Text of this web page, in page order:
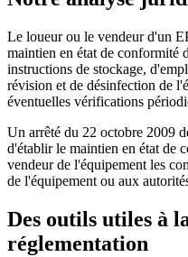
Le loueur ou le vendeur d'un
maintien en état de conformité
instructions de stockage,
révision et de désinfection de
éventuelles vérifications
Un arrêté du 22 octobre 2009
d'établir le maintien en état de
vendeur de l'équipement les
de l'équipement ou aux
Des outils utiles à
réglementation